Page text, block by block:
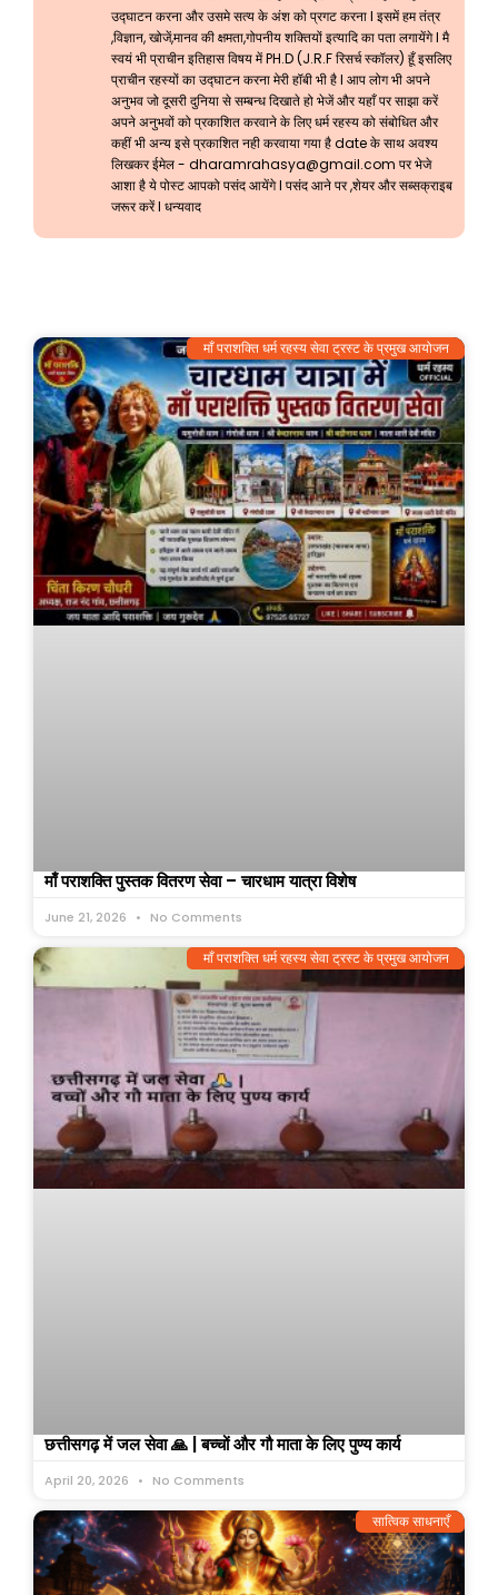
उद्घाटन करना और उसमे सत्य के अंश को प्रगट करना l इसमें हम तंत्र
,विज्ञान, खोजें,मानव की क्षमता,गोपनीय शक्तियों इत्यादि का पता लगायेंगे l मै
स्वयं भी प्राचीन इतिहास विषय में PH.D (J.R.F रिसर्च स्कॉलर) हूँ इसलिए
प्राचीन रहस्यों का उद्घाटन करना मेरी हॉबी भी है l आप लोग भी अपने
अनुभव जो दूसरी दुनिया से सम्बन्ध दिखाते हो भेजें और यहाँ पर साझा करें
अपने अनुभवों को प्रकाशित करवाने के लिए धर्म रहस्य को संबोधित और
कहीं भी अन्य इसे प्रकाशित नही करवाया गया है date के साथ अवश्य
लिखकर ईमेल - dharamrahasya@gmail.com पर भेजे
आशा है ये पोस्ट आपको पसंद आयेंगे l पसंद आने पर ,शेयर और सब्सक्राइब
जरूर करें l धन्यवाद
माँ पराशक्ति धर्म रहस्य सेवा ट्रस्ट के प्रमुख आयोजन
माँ पराशक्ति पुस्तक वितरण सेवा – चारधाम यात्रा विशेष
June 21, 2026 No Comments
माँ पराशक्ति धर्म रहस्य सेवा ट्रस्ट के प्रमुख आयोजन
छत्तीसगढ़ में जल सेवा 🙏 | बच्चों और गौ माता के लिए पुण्य कार्य
April 20, 2026 No Comments
सात्विक साधनाएँ